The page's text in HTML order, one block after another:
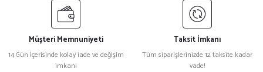
Müşteri Memnuniyeti
14 Gün içerisinde kolay iade ve değişim
imkanı
Taksit İmkanı
Tüm siparişlerinizde 12 taksite kadar
vade!